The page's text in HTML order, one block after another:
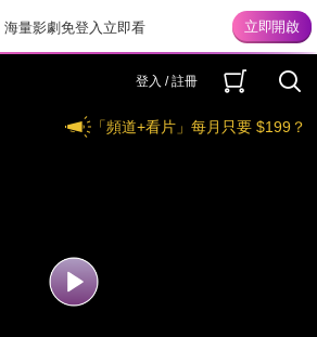
量影劇免登入立即看
登入 / 註冊
「頻道+看片」每月只要 $199？